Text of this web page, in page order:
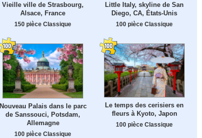
Vieille ville de Strasbourg,
Alsace, France
150 pièce Classique
Little Italy, skyline de San
Diego, CA, États-Unis
100 pièce Classique
Nouveau Palais dans le parc
de Sanssouci, Potsdam,
Allemagne
100 pièce Classique
Le temps des cerisiers en
fleurs à Kyoto, Japon
100 pièce Classique